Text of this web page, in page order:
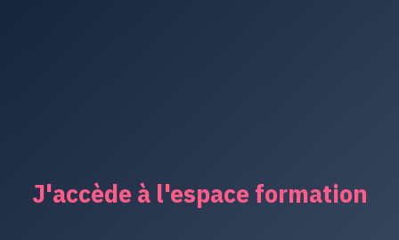
J'accède à l'espace formation